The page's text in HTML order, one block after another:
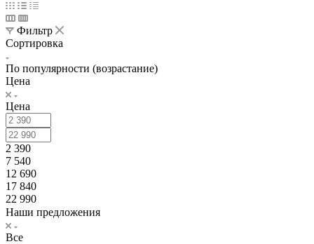
Фильтр
Сортировка
По популярности (возрастание)
Цена
Цена
2 390
7 540
12 690
17 840
22 990
Наши предложения
Все